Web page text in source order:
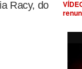
Racy, do